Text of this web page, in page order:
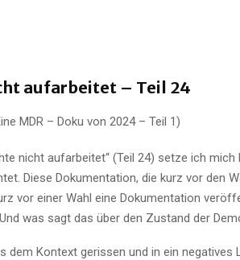
aufarbeitet – Teil 24
MDR – Doku von 2024 – Teil 1)
nicht aufarbeitet“ (Teil 24) setze ich
Diese Dokumentation, die kurz vor den
vor einer Wahl eine Dokumentation
was sagt das über den Zustand der
Kontext gerissen und in ein